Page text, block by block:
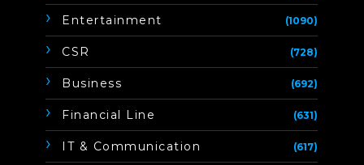
Entertainment (1090)
CSR (728)
Business (692)
Financial Line (631)
IT & Communication (617)